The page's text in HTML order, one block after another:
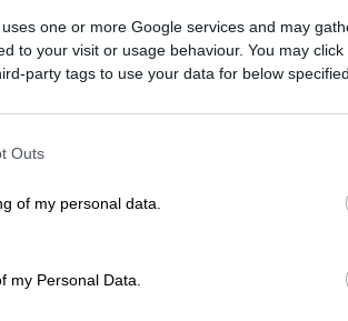
one or more Google services and may
to your visit or usage behaviour. You may
party tags to use your data for below
Outs
of my personal data.
my Personal Data.
ΣΥΝΔΕΣΗ.
Οχημάτων».
είναι τα
του οχήματος.
προκειμένου να
όπου στη συνέχεια